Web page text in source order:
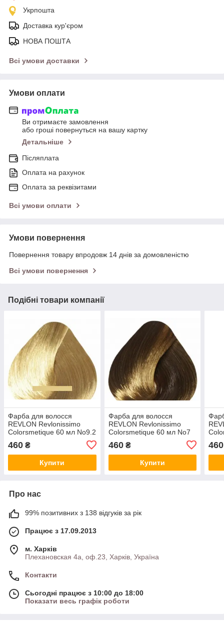
Укрпошта
Доставка кур'єром
НОВА ПОШТА
Всі умови доставки
Умови оплати
Ви отримаєте замовлення
або гроші повернуться на вашу картку
Детальніше
Післяплата
Оплата на рахунок
Оплата за реквізитами
Всі умови оплати
Умови повернення
Повернення товару впродовж 14 днів за домовленістю
Всі умови повернення
Подібні товари компанії
Фарба для волосся
REVLON Revlonissimo
Colorsmetique 60 мл No9.2
Переливається
460 ₴
Купити
Фарба для волосся
REVLON Revlonissimo
Colorsmetique 60 мл No7
460₴
Купити
460
Про нас
99% позитивних з 138 відгуків за рік
Працює з 17.09.2013
м. Харків
Плехановская 4а, оф.23, Харків, Україна
Контакти
Сьогодні працює з 10:00 до 18:00
Показати весь графік роботи